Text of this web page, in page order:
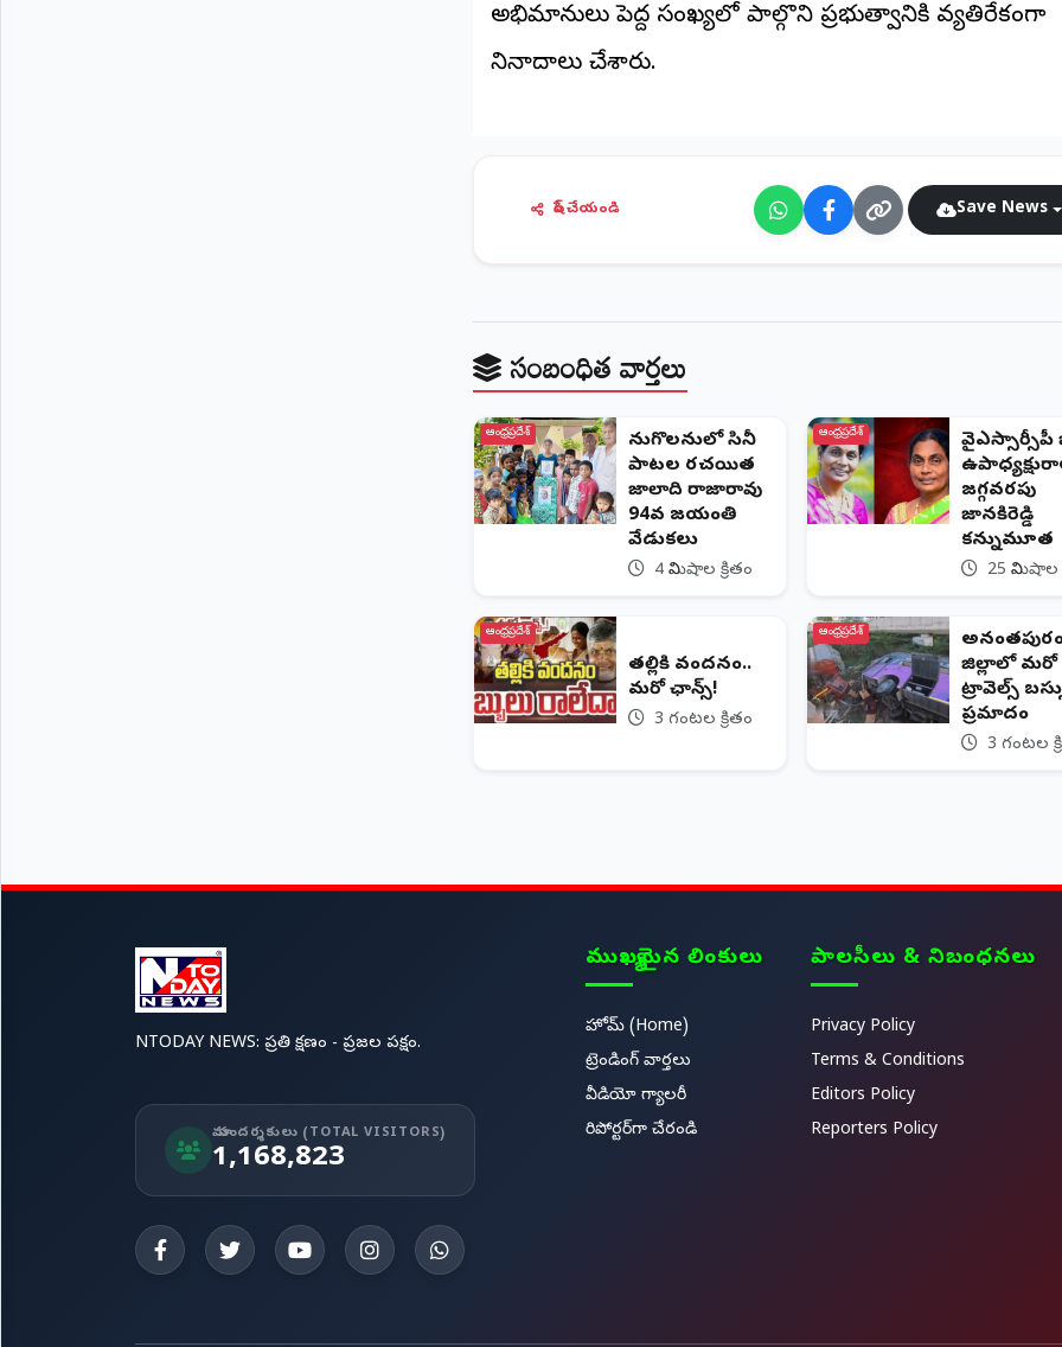
అభిమానులు పెద్ద సంఖ్యలో పాల్గొని ప్రభుత్వానికి వ్యతిరేకంగా
నినాదాలు చేశారు.
షేర్ చేయండి Save News
సంబంధిత వార్తలు
ఆంధ్రప్రదేశ్
పెనుగొలనులో సినీ
పాటల రచయిత
జాలాది రాజారావు
94వ జయంతి
వేడుకలు
4 నిమిషాల క్రితం
ఆంధ్రప్రదేశ్
వైఎస్సార్సీపీ
జగ్గవరపు
జానకిరెడ్డి
కన్నుమూత
25 నిమిషాల
ఆంధ్రప్రదేశ్
తల్లికి వందనం..
మరో ఛాన్స్!
3 గంటల క్రితం
ఆంధ్రప్రదేశ్
జిల్లాలో మరో
ట్రావెల్స్‌
ప్రమాదం
3 గంటల
NTODAY NEWS: ప్రతి క్షణం - ప్రజల పక్షం.
మా సందర్శకులు (TOTAL VISITORS)
1,168,823
ముఖ్యమైన లింకులు
హోమ్ (Home)
ట్రెండింగ్ వార్తలు
వీడియో గ్యాలరీ
రిపోర్టర్‌గా చేరండి
పాలసీలు & నిబంధనలు
Privacy Policy
Terms & Conditions
Editors Policy
Reporters Policy